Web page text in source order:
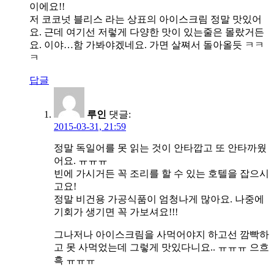
이에요!!
저 코코넛 블리스 라는 상표의 아이스크림 정말 맛있어
요. 근데 여기선 저렇게 다양한 맛이 있는줄은 몰랐거든
요. 이야…함 가봐야겠네요. 가면 살쪄서 돌아올듯 ㅋㅋ
ㅋ
답글
루인 댓글:
2015-03-31, 21:59
정말 독일어를 못 읽는 것이 안타깝고 또 안타까웠
어요. ㅠㅠㅠ
빈에 가시거든 꼭 조리를 할 수 있는 호텔을 잡으시
고요!
정말 비건용 가공식품이 엄청나게 많아요. 나중에
기회가 생기면 꼭 가보셔요!!!
그나저나 아이스크림을 사먹어야지 하고선 깜빡하
고 못 사먹었는데 그렇게 맛있다니요.. ㅠㅠㅠ 으흐
흑 ㅠㅠㅠ